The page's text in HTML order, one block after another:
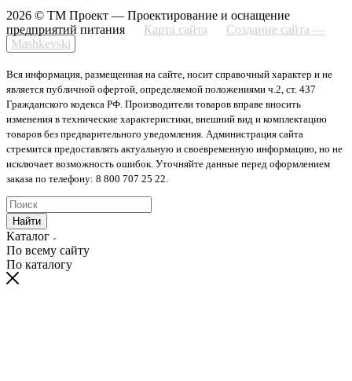
2026 © ТМ Проект — Проектирование и оснащение
предприятий питания
Карта сайта
Создание сайта —
Mashkevski
Вся информация, размещенная на сайте, носит справочный характер и не
является публичной офертой, определяемой положениями ч.2, ст. 437
Гражданского кодекса РФ. Производители товаров вправе вносить
изменения в технические характеристики, внешний вид и комплектацию
товаров без предварительного уведомления. Администрация сайта
стремится предоставлять актуальную и своевременную информацию, но не
исключает возможность ошибок. Уточняйте данные перед оформлением
заказа по телефону: 8 800 707 25 22.
Найти
Каталог
По всему сайту
По каталогу